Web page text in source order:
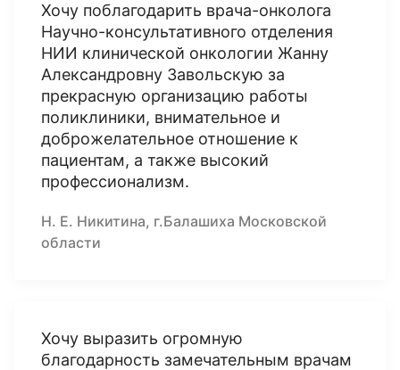
Хочу поблагодарить врача-онколога
Научно-консультативного отделения
НИИ клинической онкологии Жанну
Александровну Завольскую за
прекрасную организацию работы
поликлиники, внимательное и
доброжелательное отношение к
пациентам, а также высокий
профессионализм.
Н. Е. Никитина, г.Балашиха Московской
области
Хочу выразить огромную
благодарность замечательным врачам